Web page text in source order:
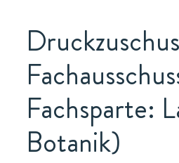
Fachsparte:
Botanik)